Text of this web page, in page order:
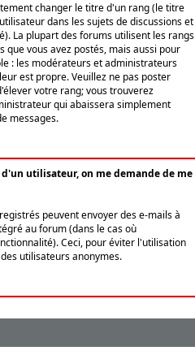
changer le titre d'un rang (le titre
dans les sujets de discussions et
La plupart des forums utilisent les rangs
vous avez postés, mais aussi pour
: les modérateurs et administrateurs
est propre. Veuillez ne pas poster
votre rang; vous trouverez
qui abaissera simplement
messages.
utilisateur, on me demande de me
peuvent envoyer des e-mails à
au forum (dans le cas où
Ceci, pour éviter l'utilisation
utilisateurs anonymes.